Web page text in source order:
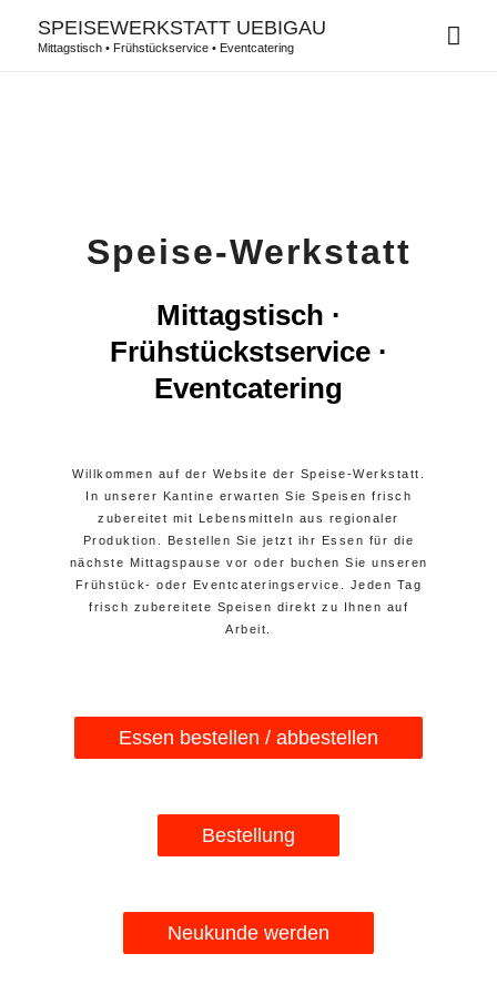
SPEISEWERKSTATT UEBIGAU
Mittagstisch • Frühstückservice • Eventcatering
Speise-Werkstatt
Mittagstisch ·
Frühstückstservice ·
Eventcatering
Willkommen auf der Website der Speise-Werkstatt.
In unserer Kantine erwarten Sie Speisen frisch
zubereitet mit Lebensmitteln aus regionaler
Produktion. Bestellen Sie jetzt ihr Essen für die
nächste Mittagspause vor oder buchen Sie unseren
Frühstück- oder Eventcateringservice. Jeden Tag
frisch zubereitete Speisen direkt zu Ihnen auf
Arbeit.
Essen bestellen / abbestellen
Bestellung
Neukunde werden